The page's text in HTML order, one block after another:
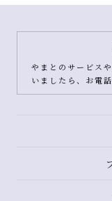
やまとのサービス
いましたら、お電